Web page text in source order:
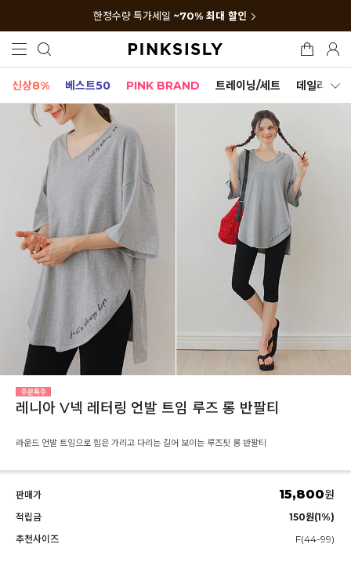
한정수량 특가세일 ~70% 최대 할인
신상8% 베스트50 PINK BRAND 트레이닝/세트 데일리세트
레니아 V넥 레터링 언발 트임 루즈 롱 반팔티
라운드 언발 트임으로 힙은 가리고 다리는 길어 보이는 루즈핏 롱 반팔티
판매가 15,800원
적립금
150원(1%)
추천사이즈
F(44-99)